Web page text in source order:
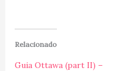
Relacionado
Guia Ottawa (part II) –